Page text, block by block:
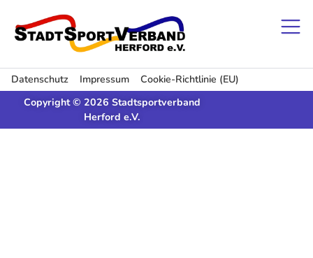
Datenschutz Impressum
Cookie-Richtlinie (EU)
Copyright © 2026 Stadtsportverband
Herford e.V.